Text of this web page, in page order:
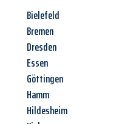
Bielefeld
Bremen
Dresden
Essen
Göttingen
Hamm
Hildesheim